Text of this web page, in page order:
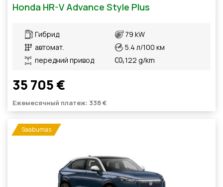
Honda HR-V Advance Style Plus
Гибрид
автомат.
передний привод
79 kW
5.4 л/100 км
122 g/km
35 705 €
Ежемесячный платеж: 338 €
Saabumas